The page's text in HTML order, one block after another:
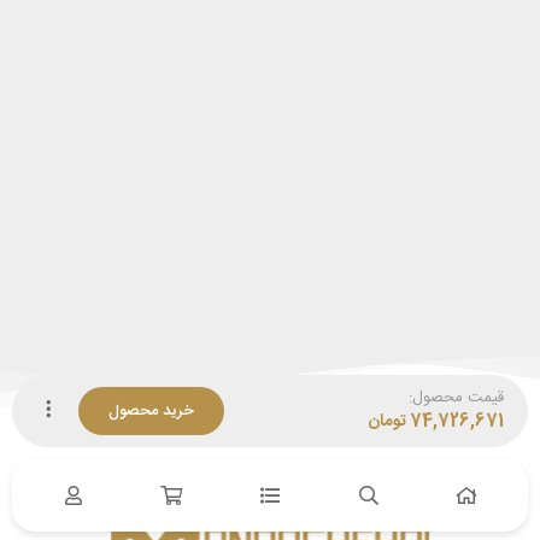
قیمت محصول:
تومان74,726,671 خرید محصول